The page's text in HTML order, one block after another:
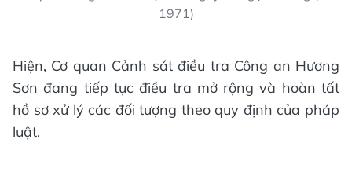
1971)
Hiện, Cơ quan Cảnh sát điều tra Công an Hương
Sơn đang tiếp tục điều tra mở rộng và hoàn tất
hồ sơ xử lý các đối tượng theo quy định của pháp
luật.